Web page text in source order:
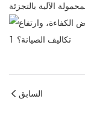
السابق